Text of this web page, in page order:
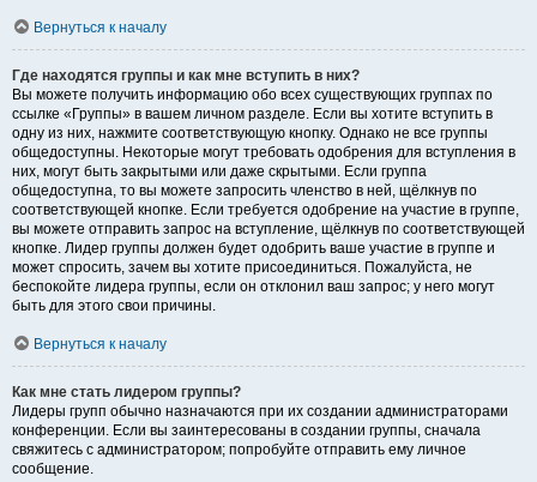
Вернуться к началу
Где находятся группы и как мне вступить в них?
Вы можете получить информацию обо всех существующих группах по
ссылке «Группы» в вашем личном разделе. Если вы хотите вступить в
одну из них, нажмите соответствующую кнопку. Однако не все группы
общедоступны. Некоторые могут требовать одобрения для вступления в
них, могут быть закрытыми или даже скрытыми. Если группа
общедоступна, то вы можете запросить членство в ней, щёлкнув по
соответствующей кнопке. Если требуется одобрение на участие в группе,
вы можете отправить запрос на вступление, щёлкнув по соответствующей
кнопке. Лидер группы должен будет одобрить ваше участие в группе и
может спросить, зачем вы хотите присоединиться. Пожалуйста, не
беспокойте лидера группы, если он отклонил ваш запрос; у него могут
быть для этого свои причины.
Вернуться к началу
Как мне стать лидером группы?
Лидеры групп обычно назначаются при их создании администраторами
конференции. Если вы заинтересованы в создании группы, сначала
свяжитесь с администратором; попробуйте отправить ему личное
сообщение.